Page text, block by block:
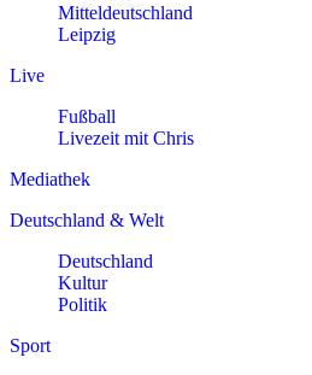
Mitteldeutschland
Leipzig
Live
Fußball
Livezeit mit Chris
Mediathek
Deutschland & Welt
Deutschland
Kultur
Politik
Sport